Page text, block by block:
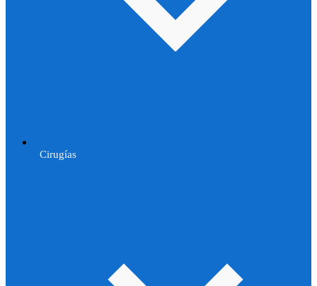
Cirugías